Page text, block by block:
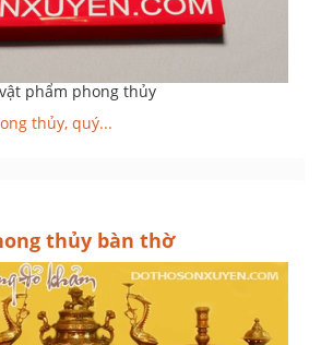
phẩm phong thủy
thủy, quý...
thủy bàn thờ